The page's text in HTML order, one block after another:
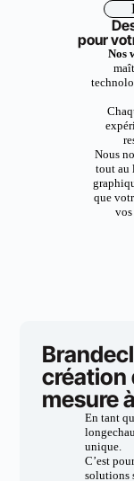
pour
Nos
Nous
tout au
que
création
mesure
En tant
unique.
C’est
solutions